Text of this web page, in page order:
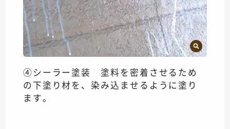
④シーラー塗装 塗料を密着させるため
の下塗り材を、染み込ませるように塗り
ます。